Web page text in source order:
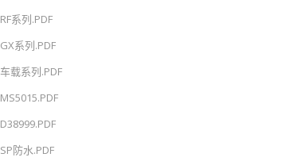
RF系列.PDF
GX系列.PDF
车载系列.PDF
MS5015.PDF
D38999.PDF
SP防水.PDF